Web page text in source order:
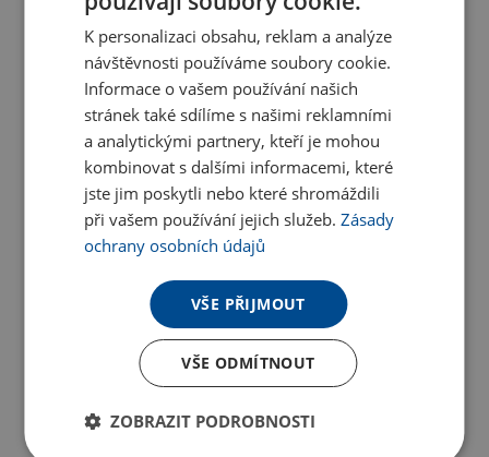
K personalizaci obsahu, reklam a analýze
návštěvnosti používáme soubory cookie.
Informace o vašem používání našich
stránek také sdílíme s našimi reklamními
a analytickými partnery, kteří je mohou
kombinovat s dalšími informacemi, které
jste jim poskytli nebo které shromáždili
při vašem používání jejich služeb.Zásady
ochrany osobních údajů
VŠE PŘIJMOUT
VŠE ODMÍTNOUT
ZOBRAZIT PODROBNOSTI